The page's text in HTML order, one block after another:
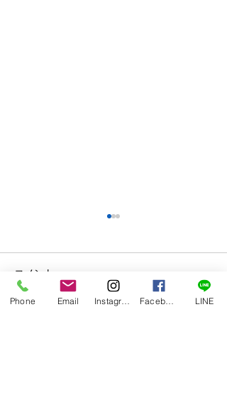
コメント
Phone Email LINE